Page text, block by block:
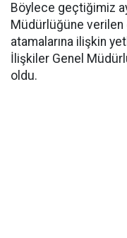
Böylece geçtiğimiz
Müdürlüğüne
atamalarına ilişkin
İlişkiler Genel
oldu.